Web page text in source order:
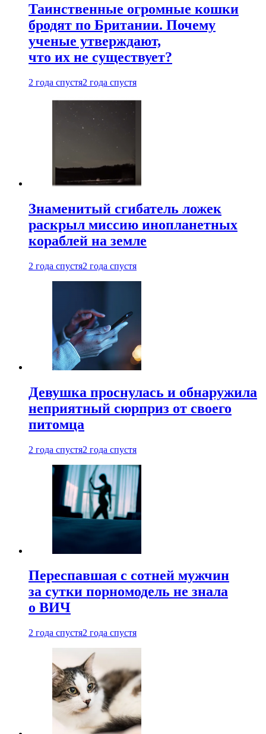
Таинственные огромные кошки
бродят по Британии. Почему
ученые утверждают,
что их не существует?
2 года спустя2 года спустя
Знаменитый сгибатель ложек
раскрыл миссию инопланетных
кораблей на земле
2 года спустя2 года спустя
Девушка проснулась и обнаружила
неприятный сюрприз от своего
питомца
2 года спустя2 года спустя
Переспавшая с сотней мужчин
за сутки порномодель не знала
о ВИЧ
2 года спустя2 года спустя